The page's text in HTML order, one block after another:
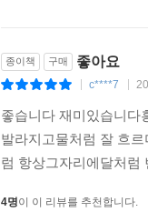
종이책 구매 좋아요
c****7
좋습니다 재미있습니다
발라지고물처럼 잘 흐
럼 항상그자리에달처럼
4명이 이 리뷰를 추천합니다.